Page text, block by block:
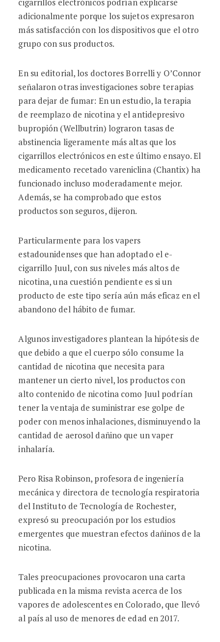
adicionalmente porque los sujetos expresaron
más satisfacción con los dispositivos que el otro
grupo con sus productos.
En su editorial, los doctores Borrelli y O’Connor
señalaron otras investigaciones sobre terapias
para dejar de fumar: En un estudio, la terapia
de reemplazo de nicotina y el antidepresivo
bupropión (Wellbutrin) lograron tasas de
abstinencia ligeramente más altas que los
cigarrillos electrónicos en este último ensayo. El
medicamento recetado vareniclina (Chantix) ha
funcionado incluso moderadamente mejor.
Además, se ha comprobado que estos
productos son seguros, dijeron.
Particularmente para los vapers
estadounidenses que han adoptado el e-
cigarrillo Juul, con sus niveles más altos de
nicotina, una cuestión pendiente es si un
producto de este tipo sería aún más eficaz en el
abandono del hábito de fumar.
Algunos investigadores plantean la hipótesis de
que debido a que el cuerpo sólo consume la
cantidad de nicotina que necesita para
mantener un cierto nivel, los productos con
alto contenido de nicotina como Juul podrían
tener la ventaja de suministrar ese golpe de
poder con menos inhalaciones, disminuyendo la
cantidad de aerosol dañino que un vaper
inhalaría.
Pero Risa Robinson, profesora de ingeniería
mecánica y directora de tecnología respiratoria
del Instituto de Tecnología de Rochester,
expresó su preocupación por los estudios
emergentes que muestran efectos dañinos de la
nicotina.
Tales preocupaciones provocaron una carta
publicada en la misma revista acerca de los
vapores de adolescentes en Colorado, que llevó
al país al uso de menores de edad en 2017.